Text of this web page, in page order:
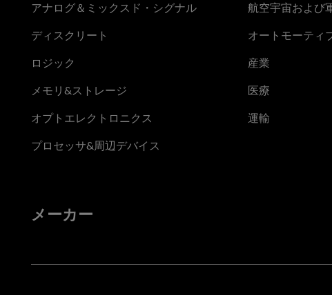
アナログ＆ミックスド・シグナル
ディスクリート
ロジック
メモリ&ストレージ
オプトエレクトロニクス
プロセッサ&周辺デバイス
航空宇宙および
オートモーティ
産業
医療
運輸
メーカー